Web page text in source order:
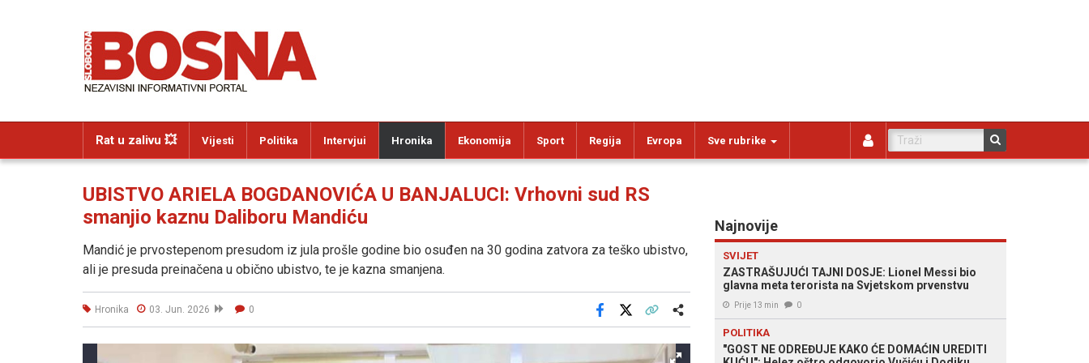
Rat u zalivu 💥 Vijesti Politika Intervjui Hronika Ekonomija Sport Regija Evropa Sve rubrike
UBISTVO ARIELA BOGDANOVIĆA U BANJALUCI: Vrhovni sud RS
smanjio kaznu Daliboru Mandiću
Mandić je prvostepenom presudom iz jula prošle godine bio osuđen na 30 godina zatvora za teško ubistvo,
ali je presuda preinačena u obično ubistvo, te je kazna smanjena.
Hronika 03. Jun. 2026 0
Facebook
Najnovije
SVIJET
ZASTRAŠUJUĆI TAJNI DOSJE: Lionel Messi bio
glavna meta terorista na Svjetskom prvenstvu
Prije 13 min 0
POLITIKA
"GOST NE ODREĐUJE KAKO ĆE DOMAĆIN UREDITI